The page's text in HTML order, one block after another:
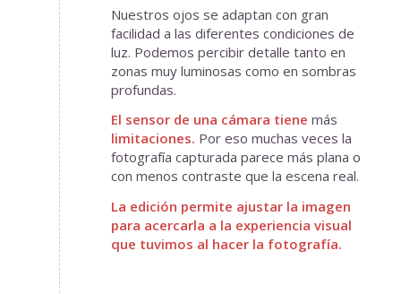
Nuestros ojos se adaptan con gran
facilidad a las diferentes condiciones de
luz. Podemos percibir detalle tanto en
zonas muy luminosas como en sombras
profundas.
El sensor de una cámara tiene más
limitaciones. Por eso muchas veces la
fotografía capturada parece más plana o
con menos contraste que la escena real.
La edición permite ajustar la imagen
para acercarla a la experiencia visual
que tuvimos al hacer la fotografía.